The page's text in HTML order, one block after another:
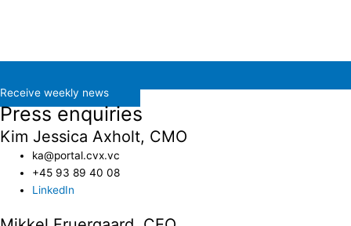
Receive weekly news
Press enquiries
Kim Jessica Axholt, CMO
ka@portal.cvx.vc​
+45 93 89 40 08
LinkedIn